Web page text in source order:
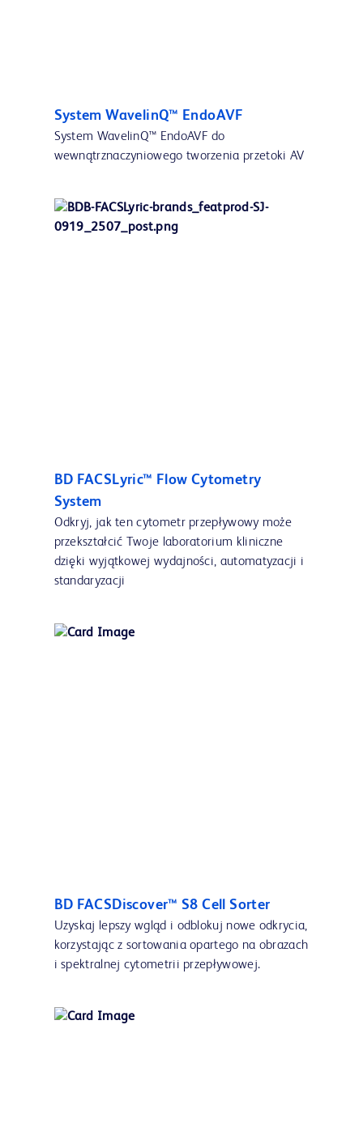
System WavelinQ™ EndoAVF
System WavelinQ™ EndoAVF do
wewnątrznaczyniowego tworzenia przetoki AV
BD FACSLyric™ Flow Cytometry
System
Odkryj, jak ten cytometr przepływowy może
przekształcić Twoje laboratorium kliniczne
dzięki wyjątkowej wydajności, automatyzacji i
standaryzacji
BD FACSDiscover™ S8 Cell Sorter
Uzyskaj lepszy wgląd i odblokuj nowe odkrycia,
korzystając z sortowania opartego na obrazach
i spektralnej cytometrii przepływowej.